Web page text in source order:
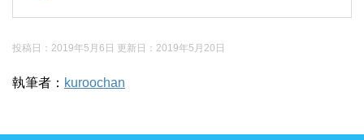
投稿日：2019年5月6日 更新日： 2019年5月20日
執筆者： kuroochan